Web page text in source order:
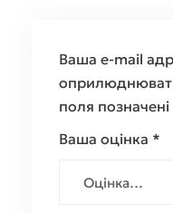
Ваша e-mail
поля позначені
Ваша оцінка *